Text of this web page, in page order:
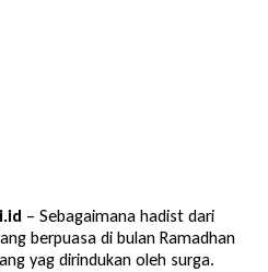
– Sebagaimana hadist dari
berpuasa di bulan Ramadhan
yag dirindukan oleh surga.